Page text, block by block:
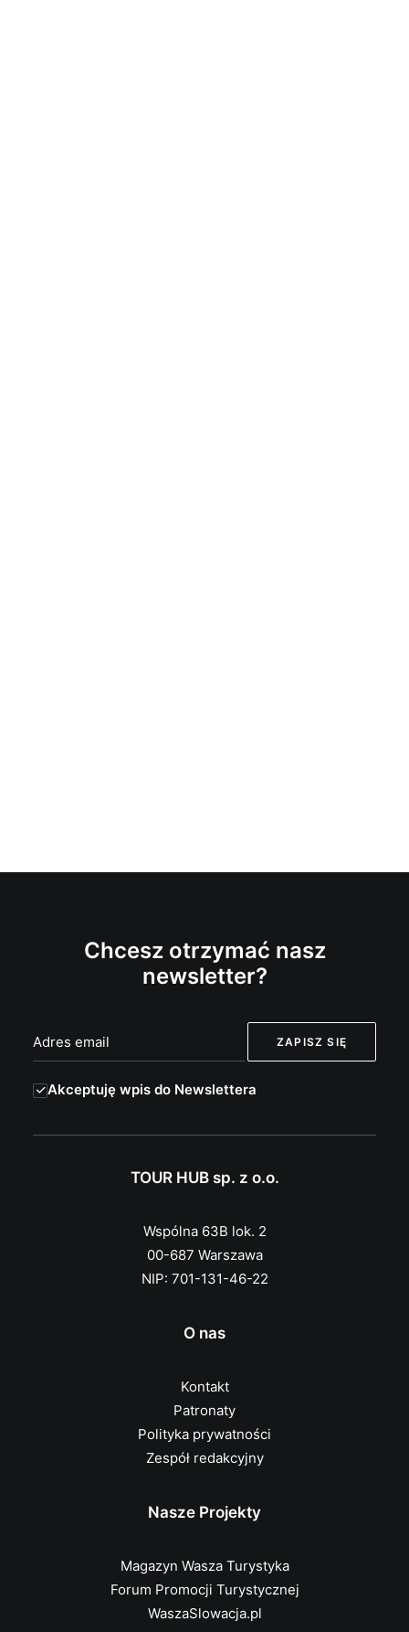
Chcesz otrzymać nasz
newsletter?
Akceptuję wpis do Newslettera
TOUR HUB sp. z o.o.
Wspólna 63B lok. 2
00-687 Warszawa
NIP: 701-131-46-22
O nas
Kontakt
Patronaty
Polityka prywatności
Zespół redakcyjny
Nasze Projekty
Magazyn Wasza Turystyka
Forum Promocji Turystycznej
WaszaSlowacja.pl